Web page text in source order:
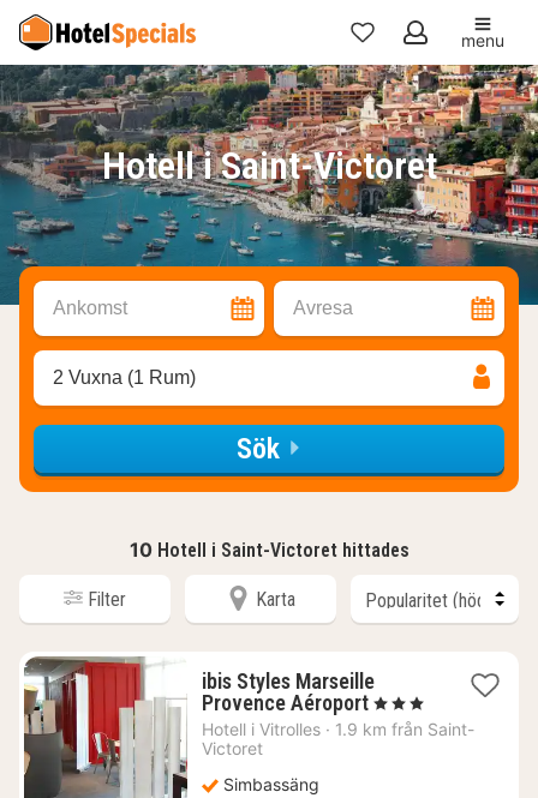
Mina
favoriter
menu
Hotell i Saint-Victoret
Ankomst Avresa
2 Vuxna (1 Rum)
Sök
10 Hotell i Saint-Victoret hittades
Filter Karta
ibis Styles Marseille
Provence Aéroport1
natt
, 3 Stjärnor
Hotell i Vitrolles · 1.9 km från Saint-
Victoret
Simbassäng